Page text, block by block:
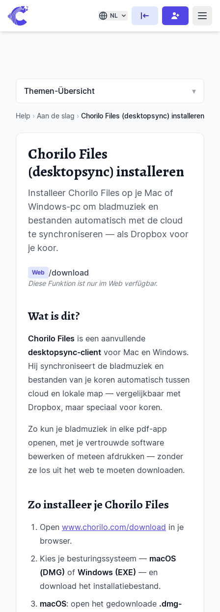
NL
Themen-Übersicht ▾
Help › Aan de slag › Chorilo Files (desktopsync) installeren
Chorilo Files
(desktopsync) installeren
Installeer Chorilo Files op je Mac of
Windows-pc om bladmuziek en
bestanden automatisch met de cloud
te synchroniseren — als Dropbox voor
je koor.
Web /download
Diese Funktion ist nur im Web verfügbar.
Wat is dit?
Chorilo Files is een aanvullende
desktopsync-client voor Mac en Windows.
Hij synchroniseert de bladmuziek en
bestanden van je koren automatisch tussen
cloud en lokale map — vergelijkbaar met
Dropbox, maar speciaal voor koren.
Zo kun je bladmuziek in elke pdf-app
openen, met je vertrouwde software
bewerken of meteen afdrukken — zonder
ze los uit het web te moeten downloaden.
Zo installeer je Chorilo Files
Open www.chorilo.com/download in je
browser.
Kies je besturingssysteem — macOS
(DMG) of Windows (EXE) — en
download het installatiebestand.
macOS: open het gedownloade .dmg-